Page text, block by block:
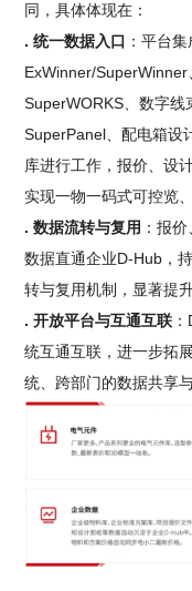
同，具体体现在：
. 统一数据入口 ：平台
ExWinner/
SuperWORKS、数字
SuperPanel、配电箱设
库进行工作，报价、设
实现一物一码式可控览
. 数据流转与复用 ：报
数据直通企业D-Hub，
转与复用机制，显著提
. 开放平台与互通互联
统互通互联，进一步拓
统、跨部门的数据共享